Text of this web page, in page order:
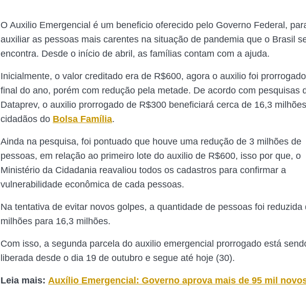
O Auxilio Emergencial é um beneficio oferecido pelo Governo Federal,
auxiliar as pessoas mais carentes na situação de pandemia que o Brasil
encontra. Desde o início de abril, as famílias contam com a ajuda.
Inicialmente, o valor creditado era de R$600, agora o auxilio foi
final do ano, porém com redução pela metade. De acordo com pesquisas
Dataprev, o auxilio prorrogado de R$300 beneficiará cerca de 16,3
cidadãos do Bolsa Família.
Ainda na pesquisa, foi pontuado que houve uma redução de 3 milhões de
pessoas, em relação ao primeiro lote do auxilio de R$600, isso por que, o
Ministério da Cidadania reavaliou todos os cadastros para confirmar a
vulnerabilidade econômica de cada pessoas.
Na tentativa de evitar novos golpes, a quantidade de pessoas foi reduzida
milhões para 16,3 milhões.
Com isso, a segunda parcela do auxilio emergencial prorrogado está
liberada desde o dia 19 de outubro e segue até hoje (30).
Leia mais: Auxílio Emergencial: Governo aprova mais de 95 mil